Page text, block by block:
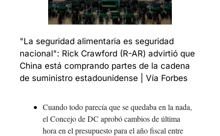
"La seguridad alimentaria es seguridad
nacional": Rick Crawford (R-AR) advirtió que
China está comprando partes de la cadena
de suministro estadounidense | Vía Forbes
Cuando todo parecía que se quedaba en la nada,
el Concejo de DC aprobó cambios de última
hora en el presupuesto para el año fiscal entre